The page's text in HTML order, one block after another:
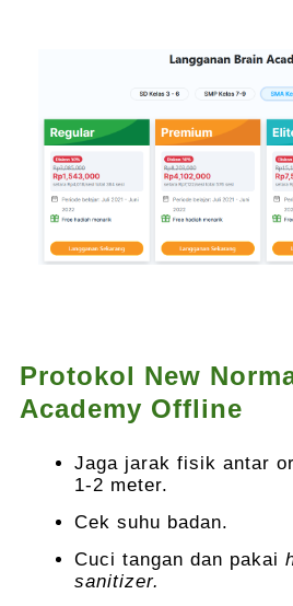
Protokol New
Academy Offline
Jaga jarak fisik antar
1-2 meter.
Cek suhu badan.
Cuci tangan dan pakai
sanitizer.